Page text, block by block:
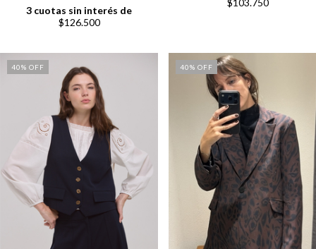
3 cuotas sin interés de
$126.500
$103.750
40% OFF 40% OFF